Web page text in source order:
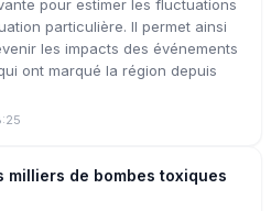
pour estimer les fluctuations
particulière. Il permet ainsi
les impacts des événements
ont marqué la région depuis
milliers de bombes toxiques